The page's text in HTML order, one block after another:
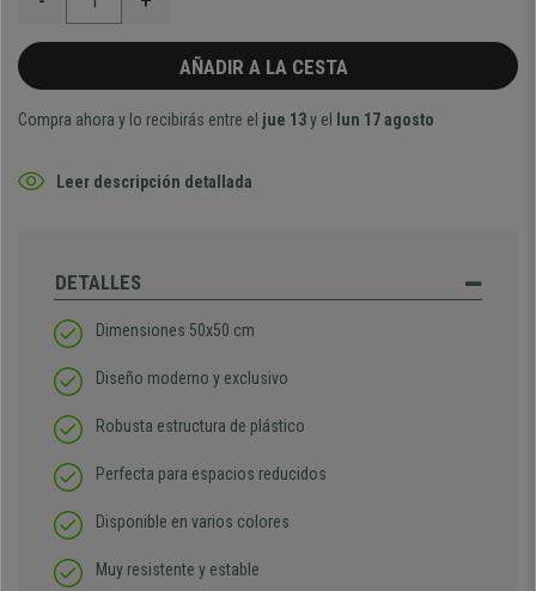
AÑADIR A LA CESTA
Compra ahora y lo recibirás entre el jue 13y el lun 17 agosto
Leer descripción detallada
DETALLES
Dimensiones 50x50 cm
Diseño moderno y exclusivo
Robusta estructura de plástico
Perfecta para espacios reducidos
Disponible en varios colores
Muy resistente y estable